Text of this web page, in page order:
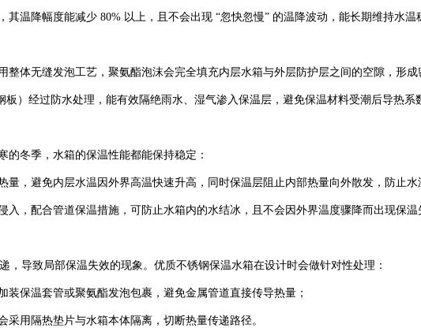
，其温降幅度能减少 80% 以上，且不会出现 “忽快忽慢” 的温降波动，能长期维持水
整体无缝发泡工艺，聚氨酯泡沫会完全填充内层水箱与外层防护层之间的空隙，形
）经过防水处理，能有效隔绝雨水、湿气渗入保温层，避免保温材料受潮后导热
冬季，水箱的保温性能都能保持稳定：
量，避免内层水温因外界高温快速升高，同时保温层阻止内部热量向外散发，防止水
入，配合管道保温措施，可防止水箱内的水结冰，且不会因外界温度骤降而出现保温
，导致局部保温失效的现象。优质不锈钢保温水箱在设计时会做针对性处理：
装保温套管或聚氨酯发泡包裹，避免金属管道直接传导热量；
用隔热垫片与水箱本体隔离，切断热量传递路径。